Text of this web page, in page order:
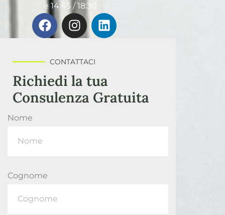
e 14:45 / 18:30
CONTATTACI
Richiedi la tua
Consulenza Gratuita
Nome
Cognome